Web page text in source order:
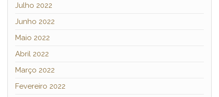
Julho 2022
Junho 2022
Maio 2022
Abril 2022
Março 2022
Fevereiro 2022